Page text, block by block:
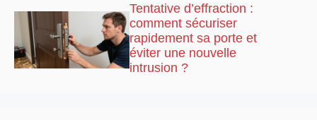
Tentative d’effraction :
comment sécuriser
rapidement sa porte et
éviter une nouvelle
intrusion ?